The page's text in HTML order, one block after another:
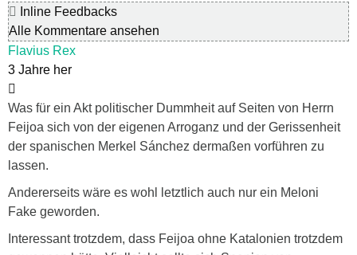
Inline Feedbacks
Alle Kommentare ansehen
Flavius Rex
3 Jahre her
Was für ein Akt politischer Dummheit auf Seiten von Herrn
Feijoa sich von der eigenen Arroganz und der Gerissenheit
der spanischen Merkel Sánchez dermaßen vorführen zu
lassen.
Andererseits wäre es wohl letztlich auch nur ein Meloni
Fake geworden.
Interessant trotzdem, dass Feijoa ohne Katalonien trotzdem